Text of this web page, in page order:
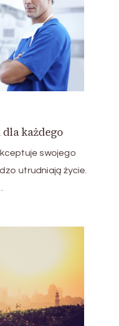
każdego
swojego
utrudniają życie.